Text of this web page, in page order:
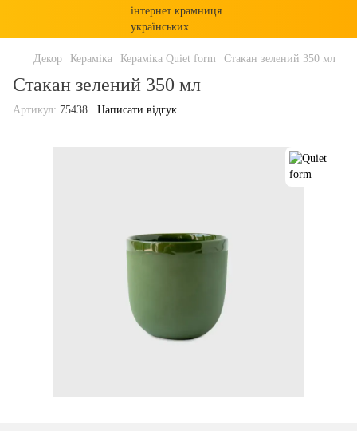
Декор Кераміка Кераміка Quiet form Стакан зелений 350 мл
Стакан зелений 350 мл
Артикул: 75438 Написати відгук